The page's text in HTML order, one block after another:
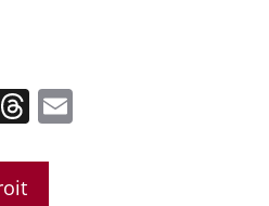
T
re